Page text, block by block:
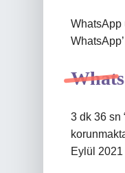
WhatsApp
3 dk 36 sn
Eylül 2021